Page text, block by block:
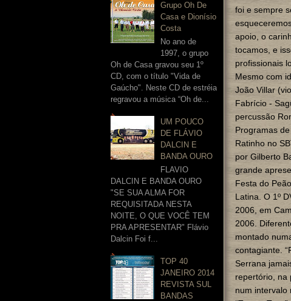
Grupo Oh De
Casa e Dionísio
Costa
No ano de
1997, o grupo
Oh de Casa gravou seu 1º
CD, com o título "Vida de
Gaúcho". Neste CD de estréia
regravou a música “Oh de...
UM POUCO
DE FLÁVIO
DALCIN E
BANDA OURO
FLAVIO
DALCIN E BANDA OURO
"SE SUA ALMA FOR
REQUISITADA NESTA
NOITE, O QUE VOCÊ TEM
PRA APRESENTAR" Flávio
Dalcin Foi f...
TOP 40
JANEIRO 2014
REVISTA SUL
BANDAS
foi e sempre
apoio, o
tocamos, e
profissionais
Mesmo com
João Villar
Fabrício -
percussão
Programas
Ratinho no
por Gilberto
grande
Festa do
Latina. O 1º
2006, em
2006.
montado
contagiante.
Serrana
repertório, na
num intervalo